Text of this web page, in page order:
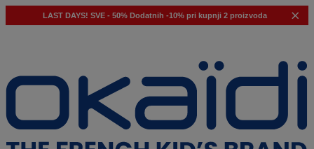
LAST DAYS! SVE - 50% Dodatnih -10% pri kupnji 2 proizvoda